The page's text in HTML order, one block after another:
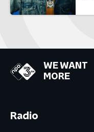
WE WANT
MORE
Radio